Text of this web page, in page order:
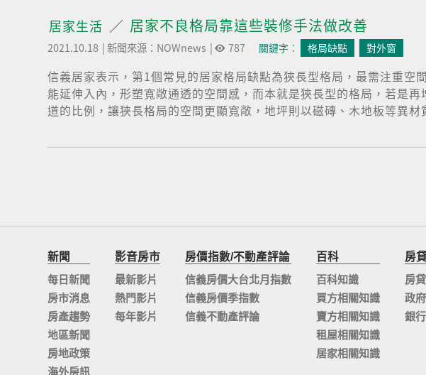
居家生活 居家不良格局靠這些裝修手法做改善
2021.10.18 |新聞來源：NOWnews | 787 關鍵字︰ 格局缺點 對外窗
信義居家表示，第1個常見的居家格局缺點為狹長型格局，最需注重
能延伸入內，形塑寬敞通透的空間感，而本就是狹長型的格局，若是
道的比例，讓狹長格局的空間更顯寬敞，地坪則以磁磚、木地板等異
新聞
每日新聞
房市消息
房產趨勢
地區新聞
房地政策
海外房訊
影音房市
最新影片
熱門影片
每年影片
房價指數/不動產評論
信義房價大台北月指數
信義房價季指數
信義不動產評論
百科
百科知識
買方相關知識
賣方相關知識
租屋相關知識
居家相關知識
房
房
政
銀